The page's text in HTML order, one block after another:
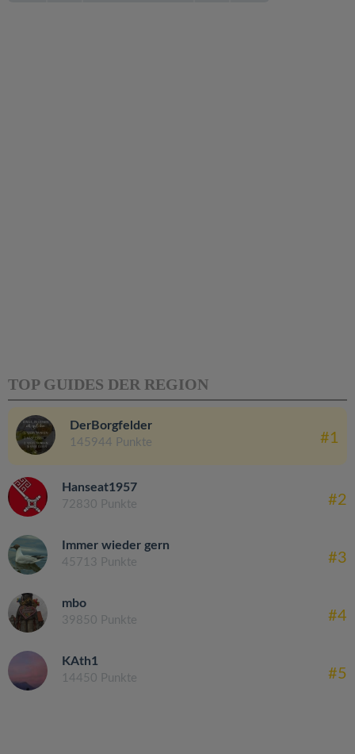
TOP GUIDES DER REGION
DerBorgfelder
145944 Punkte #1
Hanseat1957
72830 Punkte #2
Immer wieder gern
45713 Punkte #3
mbo
39850 Punkte #4
KAth1
14450 Punkte #5